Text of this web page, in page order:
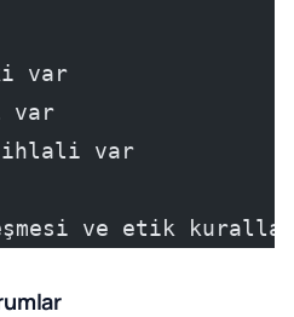
var
var
ihlali var
ve etik